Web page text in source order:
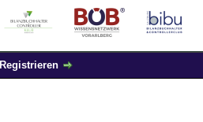
Registrieren